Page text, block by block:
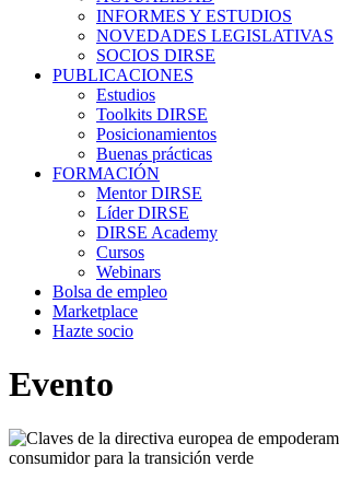
INFORMES Y ESTUDIOS
NOVEDADES LEGISLATIVAS
SOCIOS DIRSE
PUBLICACIONES
Estudios
Toolkits DIRSE
Posicionamientos
Buenas prácticas
FORMACIÓN
Mentor DIRSE
Líder DIRSE
DIRSE Academy
Cursos
Webinars
Bolsa de empleo
Marketplace
Hazte socio
Evento